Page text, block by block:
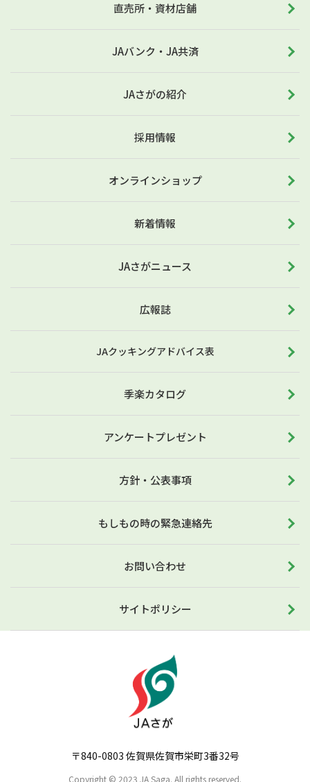
直売所・資材店舗
JAバンク・JA共済
JAさがの紹介
採用情報
オンラインショップ
新着情報
JAさがニュース
広報誌
JAクッキングアドバイス表
季楽カタログ
アンケートプレゼント
方針・公表事項
もしもの時の緊急連絡先
お問い合わせ
サイトポリシー
〒840-0803 佐賀県佐賀市栄町3番32号
Copyright © 2023 JA Saga. All rights reserved.